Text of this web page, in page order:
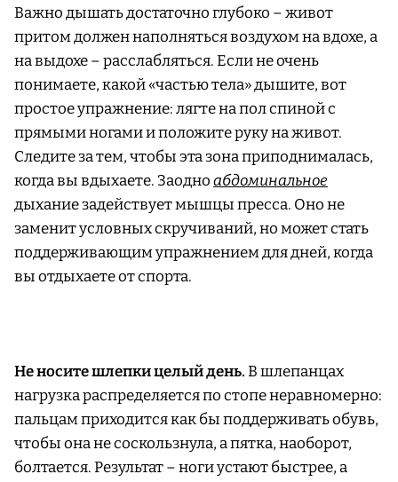
Важно дышать достаточно глубоко – живот
притом должен наполняться воздухом на вдохе, а
на выдохе – расслабляться. Если не очень
понимаете, какой «частью тела» дышите, вот
простое упражнение: лягте на пол спиной с
прямыми ногами и положите руку на живот.
Следите за тем, чтобы эта зона приподнималась,
когда вы вдыхаете. Заодноабдоминальное
дыхание задействует мышцы пресса. Оно не
заменит условных скручиваний, но может стать
поддерживающим упражнением для дней, когда
вы отдыхаете от спорта.
Не носите шлепки целый день.В шлепанцах
нагрузка распределяется по стопе неравномерно:
пальцам приходится как бы поддерживать обувь,
чтобы она не соскользнула, а пятка, наоборот,
болтается. Результат – ноги устают быстрее, а